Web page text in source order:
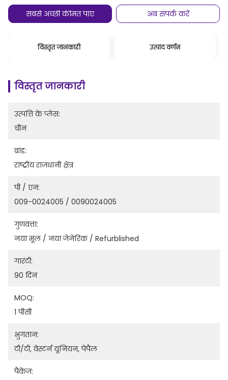
सबसे अच्छी कीमत पाएं
अब संपर्क करें
विस्तृत जानकारी उत्पाद वर्णन
विस्तृत जानकारी
उत्पत्ति के प्लेस:
चीन
ब्रांड:
राष्ट्रीय राजधानी क्षेत्र
पी / एन:
009-0024005 / 0090024005
गुणवत्ता:
नया मूल / नया जेनेरिक / Refurblished
गारंटी:
90 दिन
MOQ:
1 पीसी
भुगतान:
टी/टी, वेस्टर्न यूनियन, पेपैल
पैकेज: